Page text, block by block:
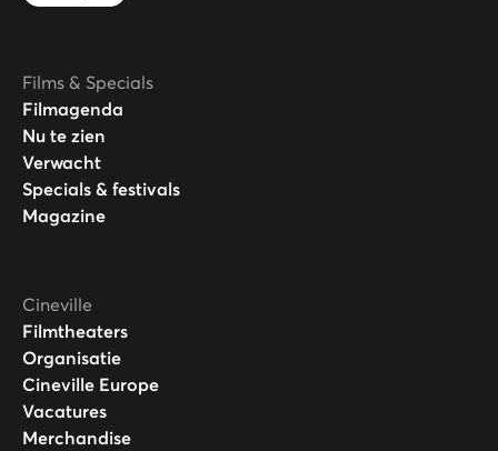
Films & Specials
Filmagenda
Nu te zien
Verwacht
Specials & festivals
Magazine
Cineville
Filmtheaters
Organisatie
Cineville Europe
Vacatures
Merchandise